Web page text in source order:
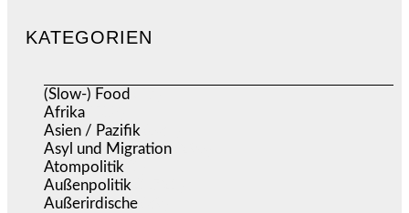
KATEGORIEN
(Slow-) Food
Afrika
Asien / Pazifik
Asyl und Migration
Atompolitik
Außenpolitik
Außerirdische